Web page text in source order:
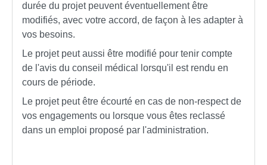
durée du projet peuvent éventuellement être
modifiés, avec votre accord, de façon à les adapter à
vos besoins.
Le projet peut aussi être modifié pour tenir compte
de l'avis du conseil médical lorsqu'il est rendu en
cours de période.
Le projet peut être écourté en cas de non-respect de
vos engagements ou lorsque vous êtes reclassé
dans un emploi proposé par l'administration.